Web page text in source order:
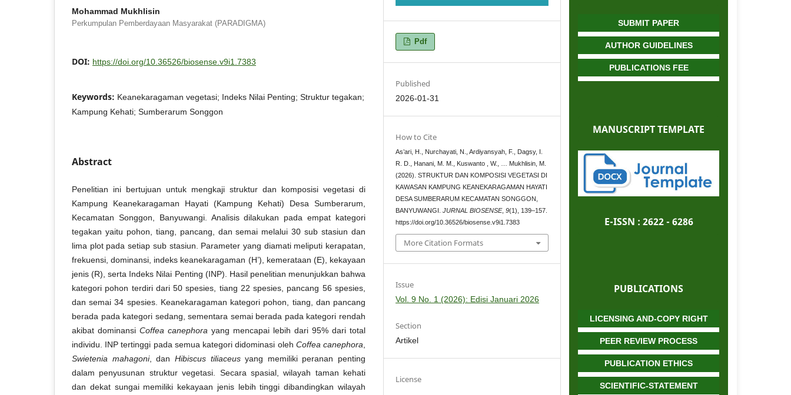
Mohammad Mukhlisin
Perkumpulan Pemberdayaan Masyarakat (PARADIGMA)
DOI: https://doi.org/10.36526/biosense.v9i1.7383
Keywords: Keanekaragaman vegetasi; Indeks Nilai Penting; Struktur tegakan;
Kampung Kehati; Sumberarum Songgon
Abstract
Penelitian ini bertujuan untuk mengkaji struktur dan komposisi vegetasi di
Kampung Keanekaragaman Hayati (Kampung Kehati) Desa Sumberarum,
Kecamatan Songgon, Banyuwangi. Analisis dilakukan pada empat kategori
tegakan yaitu pohon, tiang, pancang, dan semai melalui 30 sub stasiun dan
lima plot pada setiap sub stasiun. Parameter yang diamati meliputi kerapatan,
frekuensi, dominansi, indeks keanekaragaman (H’), kemerataan (E), kekayaan
jenis (R), serta Indeks Nilai Penting (INP). Hasil penelitian menunjukkan bahwa
kategori pohon terdiri dari 50 spesies, tiang 22 spesies, pancang 56 spesies,
dan semai 34 spesies. Keanekaragaman kategori pohon, tiang, dan pancang
berada pada kategori sedang, sementara semai berada pada kategori rendah
akibat dominansi Coffea canephora yang mencapai lebih dari 95% dari total
individu. INP tertinggi pada semua kategori didominasi oleh Coffea canephora
Swietenia mahagoni, dan Hibiscus tiliaceusyang memiliki peranan penting
dalam penyusunan struktur vegetasi. Secara spasial, wilayah taman kehati
dan dekat sungai memiliki kekayaan jenis lebih tinggi dibandingkan wilayah
Pdf
Published
2026-01-31
How to Cite
As’ari, H., Nurchayati, N., Ardiyansyah, F., Dagsy, I.
R. D., Hanani, M. M., Kuswanto , W., … Mukhlisin, M.
(2026). STRUKTUR DAN KOMPOSISI VEGETASI DI
KAWASAN KAMPUNG KEANEKARAGAMAN HAYATI
DESA SUMBERARUM KECAMATAN SONGGON,
BANYUWANGI.JURNAL BIOSENSE,9(1), 139–157.
https://doi.org/10.36526/biosense.v9i1.7383
More Citation Formats
Issue
Vol. 9 No. 1 (2026): Edisi Januari 2026
Section
Artikel
License
SUBMIT PAPER
AUTHOR GUIDELINES
PUBLICATIONS FEE
MANUSCRIPT TEMPLATE
E-ISSN : 2622 - 6286
PUBLICATIONS
LICENSING AND-COPY RIGHT
PEER REVIEW PROCESS
PUBLICATION ETHICS
SCIENTIFIC-STATEMENT